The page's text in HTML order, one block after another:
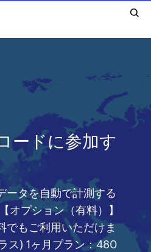
ードに参加す
ータを自動で計測する
オプション（有料）】
もご利用いただけま
ス) 1ヶ月プラン：480